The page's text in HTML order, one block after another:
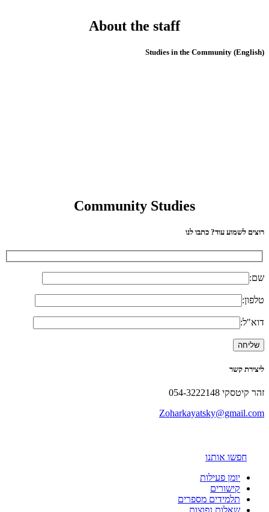
About the staff
(English) Studies in the Community
Community Studies
רוצים לשמוע עוד? כתבו לנו
שם:
טלפון:
דוא"ל:
ליצירת קשר
זהר קיטסקי 054-3222148
Zoharkayatsky@gmail.com
חפשו אותנו
יומן פעילות
קישורים
תלמידים מספרים